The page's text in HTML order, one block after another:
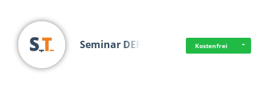
Seminar DEF Kostenfrei